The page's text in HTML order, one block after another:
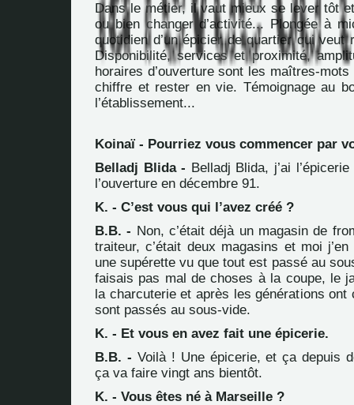
Dans le métier, il vaut mieux se lever tôt
ou bien changer d’activité... Plongée à
quotidien d’un épicier de quartier qui veut
Disponibilité, services et proximité,
horaires d’ouverture sont les maîtres-
chiffre et rester en vie. Témoignage au
l’établissement...
Koinaï - Pourriez vous commencer par
Belladj Blida - Belladj Blida, j’ai
l’ouverture en décembre 91.
K. - C’est vous qui l’avez créé ?
B.B. - Non, c’était déjà un magasin de
traiteur, c’était deux magasins et moi j’en
une supérette vu que tout est passé au
faisais pas mal de choses à la coupe, le
la charcuterie et après les générations ont
sont passés au sous-vide.
K. - Et vous en avez fait une épicerie.
B.B. - Voilà ! Une épicerie, et ça depuis
ça va faire vingt ans bientôt.
K. - Vous êtes né à Marseille ?